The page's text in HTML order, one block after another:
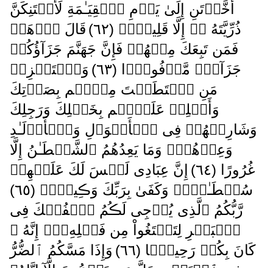
أَخَّرۡتَنِ إِلَىٰ يَوۡمِ ٱلۡقِيَـٰمَةِ لَأَحۡتَنِكَنَّ
ذُرِّيَّتَهُ ۥۤ إِلَّا قَلِيلاً۬ ( ٦٢ )
قَالَ ٱذۡهَبۡ
فَمَن تَبِعَكَ مِنۡهُمۡ فَإِنَّ جَهَنَّمَ جَزَآؤُكُمۡ
جَزَآءً۬ مَّوۡفُورً۬ا ( ٦٣ )
وَٱسۡتَفۡزِزۡ
مَنِ ٱسۡتَطَعۡتَ مِنۡہُم بِصَوۡتِكَ
وَأَجۡلِبۡ عَلَيۡہِم بِخَيۡلِكَ وَرَجِلِكَ
وَشَارِكۡهُمۡ فِى ٱلۡأَمۡوَٲلِ وَٱلۡأَوۡلَـٰدِ
وَعِدۡهُمۡ‌ۚ وَمَا يَعِدُهُمُ ٱلشَّيۡطَـٰنُ إِلَّا
غُرُورًا ( ٦٤ )
إِنَّ عِبَادِى لَيۡسَ لَكَ عَلَيۡهِمۡ
سُلۡطَـٰنٌ۬‌ۚ وَكَفَىٰ بِرَبِّكَ وَڪِيلاً۬ ( ٦٥ )
رَّبُّكُمُ ٱلَّذِى يُزۡجِى لَڪُمُ ٱلۡفُلۡكَ فِى
ٱلۡبَحۡرِ لِتَبۡتَغُواْ مِن فَضۡلِهِۦۤ‌ۚ إِنَّهُ ۥ
كَانَ بِكُمۡ رَحِيمً۬ا ( ٦٦ )
وَإِذَا مَسَّكُمُ ٱلضُّرُّ